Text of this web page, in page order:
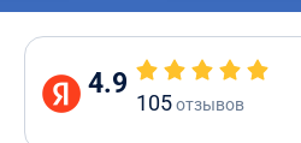
4.9
105отзывов